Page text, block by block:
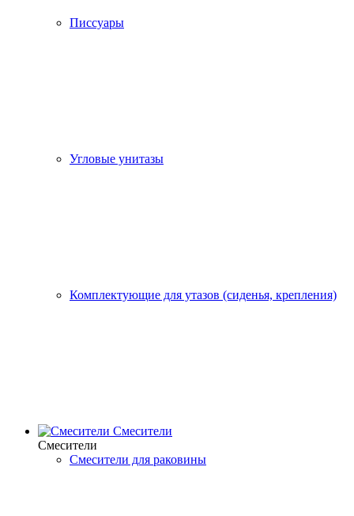
Писсуары
Угловые унитазы
Комплектующие для утазов (сиденья, крепления)
Смесители
Смесители
Смесители для раковины